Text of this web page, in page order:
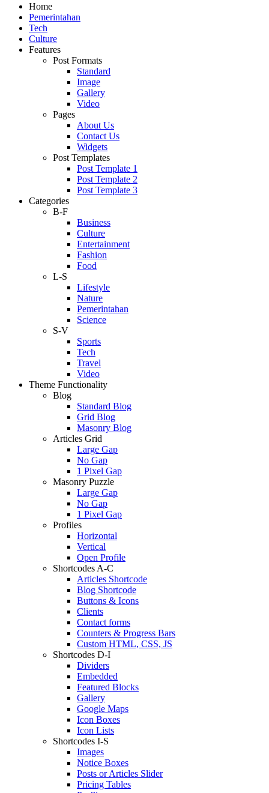
Home
Pemerintahan
Tech
Culture
Features
Post Formats
Standard
Image
Gallery
Video
Pages
About Us
Contact Us
Widgets
Post Templates
Post Template 1
Post Template 2
Post Template 3
Categories
B-F
Business
Culture
Entertainment
Fashion
Food
L-S
Lifestyle
Nature
Pemerintahan
Science
S-V
Sports
Tech
Travel
Video
Theme Functionality
Blog
Standard Blog
Grid Blog
Masonry Blog
Articles Grid
Large Gap
No Gap
1 Pixel Gap
Masonry Puzzle
Large Gap
No Gap
1 Pixel Gap
Profiles
Horizontal
Vertical
Open Profile
Shortcodes A-C
Articles Shortcode
Blog Shortcode
Buttons & Icons
Clients
Contact forms
Counters & Progress Bars
Custom HTML, CSS, JS
Shortcodes D-I
Dividers
Embedded
Featured Blocks
Gallery
Google Maps
Icon Boxes
Icon Lists
Shortcodes I-S
Images
Notice Boxes
Posts or Articles Slider
Pricing Tables